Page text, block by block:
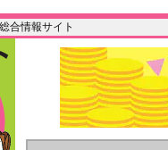
合情報サイト